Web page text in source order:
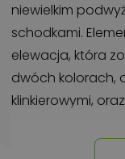
niewielkim
schodkami.
elewacja, która
dwóch kolorach,
klinkierowymi,
Strefa